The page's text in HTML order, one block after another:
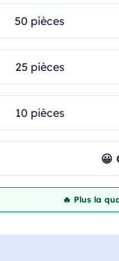
50 pièces
25 pièces
10 pièces
😀
🔥 Plus la